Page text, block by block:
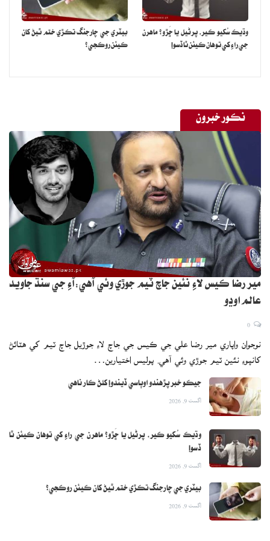
وڌيڪ سُکيو ڪير، پرڻيل يا ڇَڙو؟ ماهرن
جي راءِ کي توهان ڪيئن ٿا ڏسو!
بيٽري جي چارجنگ تڪڙي ختم ٿيڻ کان
ڪيئن روڪجي؟
نڪور خبرون
مير رضا ڪيس لاءِ نئين جاچ ٽيم جوڙي وئي آهي:آءِ جي سنڌ جاويد
عالم اوڍو
نوجوان واپاري مير رضا علي جي ڪيس جي جاچ لاءِ جوڙيل جاچ ٽيم کي هٽائڻ
کانپوءِ نئين ٽيم جوڙي وئي آهي. پوليس اختيارين…
جيڪو خبر پڙهندو اوٻاسي ڏيندو! کلڻ ڪار ناهي
اگست 9, 2026
وڌيڪ سُکيو ڪير، پرڻيل يا ڇَڙو؟ ماهرن جي راءِ کي توهان ڪيئن ٿا
ڏسو!
اگست 9, 2026
بيٽري جي چارجنگ تڪڙي ختم ٿيڻ کان ڪيئن روڪجي؟
اگست 9, 2026